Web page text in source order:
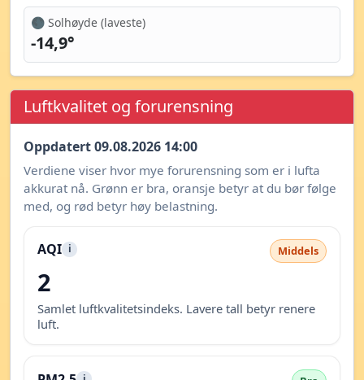
🌑 Solhøyde (laveste)
-14,9°
Luftkvalitet og forurensning
Oppdatert 09.08.2026 14:00
Verdiene viser hvor mye forurensning som er i lufta
akkurat nå. Grønn er bra, oransje betyr at du bør følge
med, og rød betyr høy belastning.
AQI i Middels
2
Samlet luftkvalitetsindeks. Lavere tall betyr renere
luft.